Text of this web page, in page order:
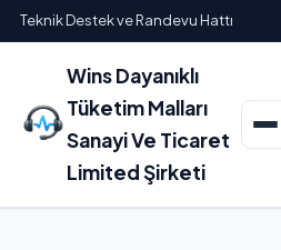
Teknik Destek ve Randevu Hattı
Wins Dayanıklı
Tüketim Malları
Sanayi Ve Ticaret
Limited Şirketi